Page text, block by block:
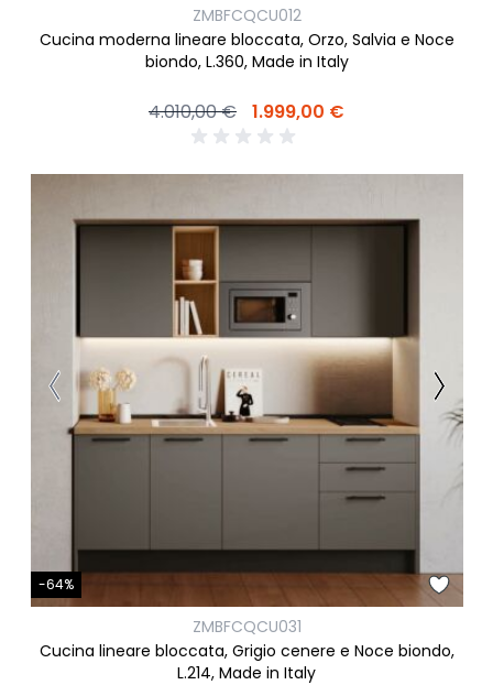
ZMBFCQCU012
Cucina moderna lineare bloccata, Orzo, Salvia e Noce
biondo, L.360, Made in Italy
4.010,00 € 1.999,00 €
-64%
ZMBFCQCU031
Cucina lineare bloccata, Grigio cenere e Noce biondo,
L.214, Made in Italy